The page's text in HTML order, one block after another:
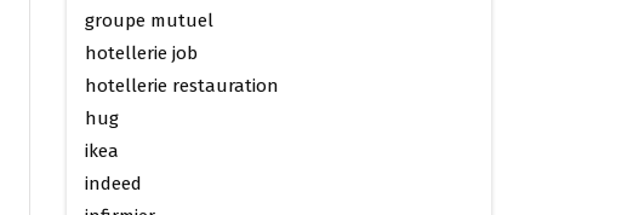
groupe mutuel
hotellerie job
hotellerie restauration
hug
ikea
indeed